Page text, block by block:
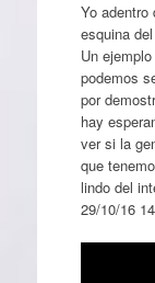
Yo adentro
esquina
Un
podemos
por
hay
ver si la
que
lindo del
29/10/16